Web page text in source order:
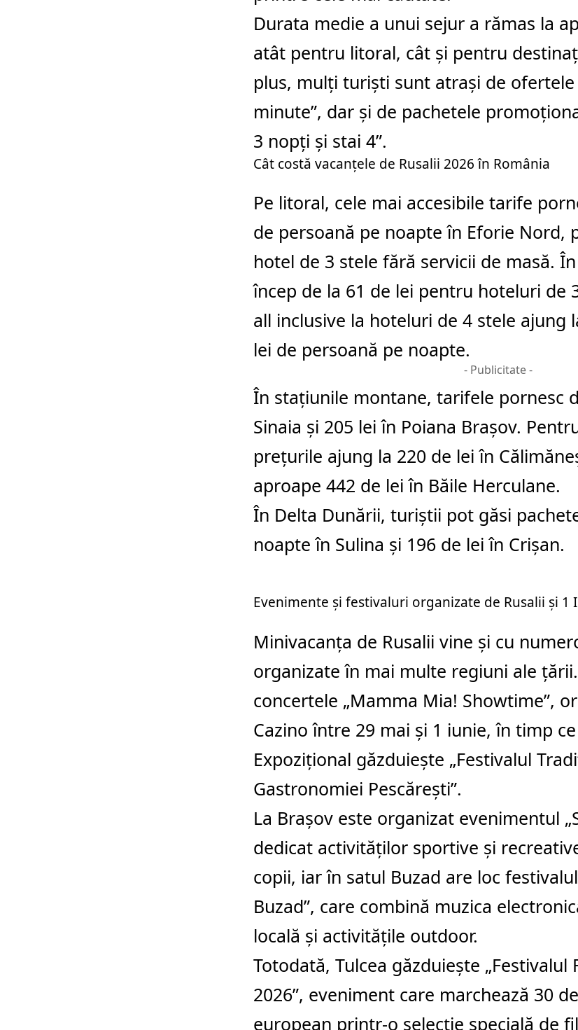
Durata medie a unui sejur a rămas la
atât pentru litoral, cât și pentru
plus, mulți turiști sunt atrași de ofertele
minute”, dar și de pachetele
3 nopți și stai 4”.
Cât costă vacanțele de Rusalii 2026 în România
Pe litoral, cele mai accesibile tarife
de persoană pe noapte în Eforie Nord,
hotel de 3 stele fără servicii de masă. În
încep de la 61 de lei pentru hoteluri de
all inclusive la hoteluri de 4 stele ajung
lei de persoană pe noapte.
- Publicitate -
În stațiunile montane, tarifele pornesc
Sinaia și 205 lei în Poiana Brașov.
prețurile ajung la 220 de lei în
aproape 442 de lei în Băile Herculane.
În Delta Dunării, turiștii pot găsi
noapte în Sulina și 196 de lei în Crișan.
Evenimente și festivaluri organizate de Rusalii și 1
Minivacanța de Rusalii vine și cu
organizate în mai multe regiuni ale
concertele „Mamma Mia! Showtime”,
Cazino între 29 mai și 1 iunie, în timp
Expozițional găzduiește „Festivalul
Gastronomiei Pescărești”.
La Brașov este organizat evenimentul
dedicat activităților sportive și
copii, iar în satul Buzad are loc
Buzad”, care combină muzica
locală și activitățile outdoor.
Totodată, Tulcea găzduiește „Festivalul
2026”, eveniment care marchează 30
european printr-o selecție specială de